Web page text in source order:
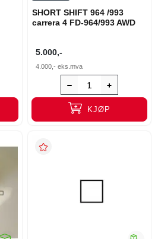
SHORT SHIFT 964 /993
carrera 4 FD-964/993 AWD
5.000,-
4.000,- eks.mva
KJØP